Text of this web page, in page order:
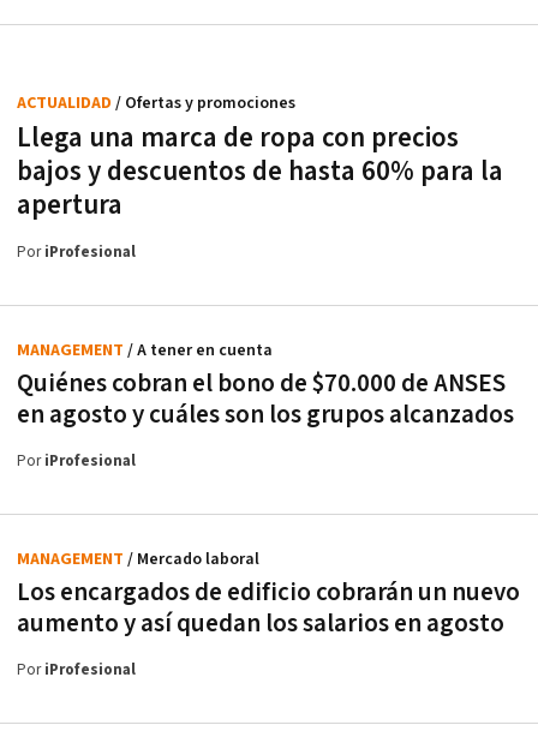
Llega una marca de ropa con precios
bajos y descuentos de hasta 60% para la
apertura
ACTUALIDAD / Ofertas y promociones
PoriProfesional
Quiénes cobran el bono de $70.000 de ANSES
en agosto y cuáles son los grupos alcanzados
MANAGEMENT / A tener en cuenta
PoriProfesional
Los encargados de edificio cobrarán un nuevo
aumento y así quedan los salarios en agosto
MANAGEMENT / Mercado laboral
PoriProfesional